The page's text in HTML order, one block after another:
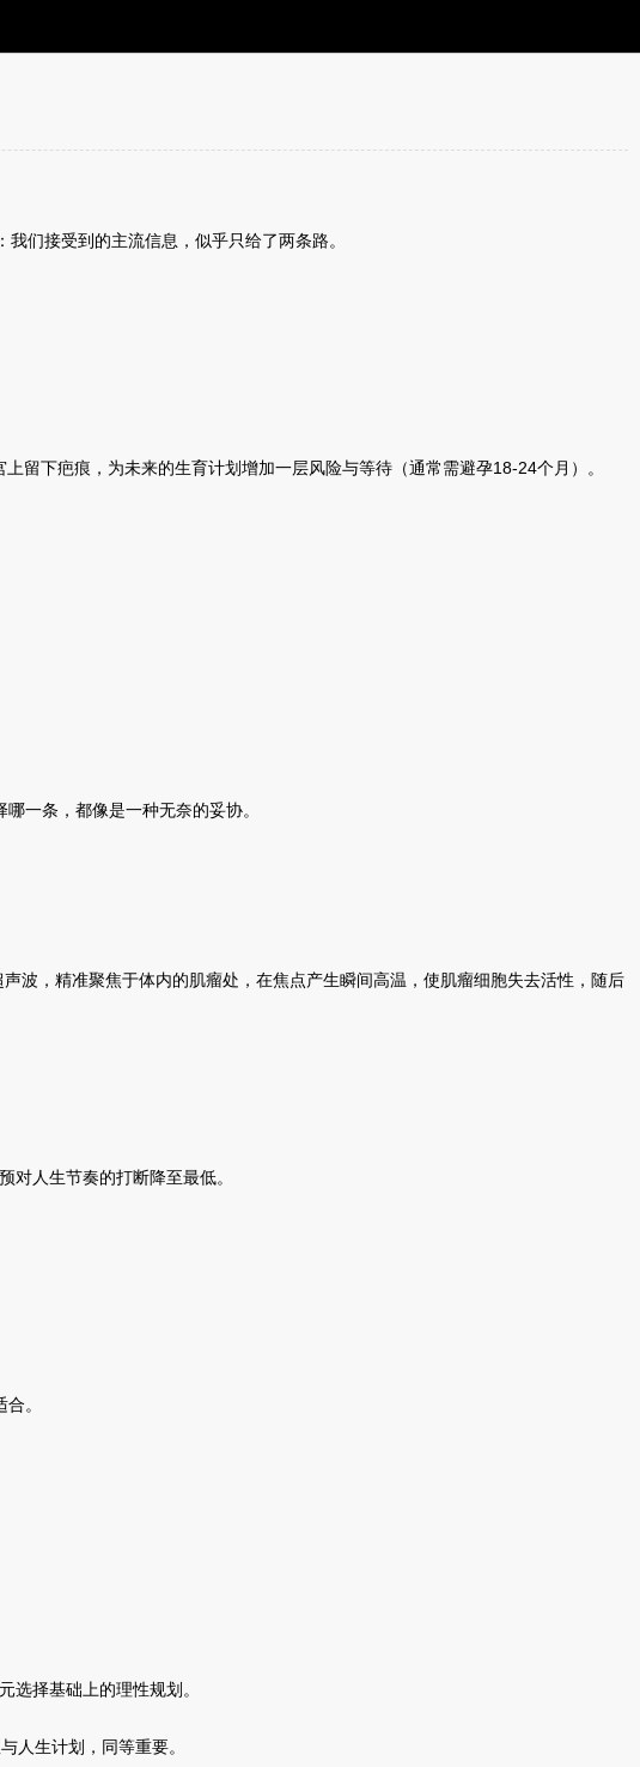
们接受到的主流信息，似乎只给了两条路。
留下疤痕，为未来的生育计划增加一层风险与等待（通常需避孕18-24个月）。
一条，都像是一种无奈的妥协。
波，精准聚焦于体内的肌瘤处，在焦点产生瞬间高温，使肌瘤细胞失去活性，随后
人生节奏的打断降至最低。
。
选择基础上的理性规划。
人生计划，同等重要。